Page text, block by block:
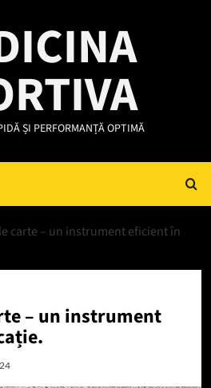
ȘI PERFORMANȚĂ OPTIMĂ
carte – un instrument eficient în
– un instrument